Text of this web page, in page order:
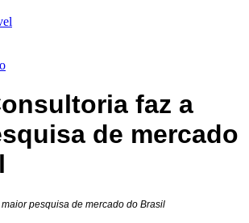
faz a
de mercado
pesquisa de mercado do Brasil